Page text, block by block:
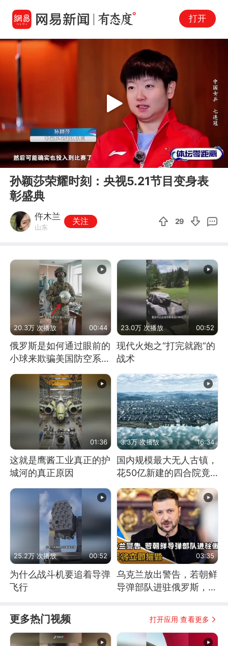
打开
00:00 04:24
Play
孙颖莎荣耀时刻：央视5.21节目变身表
彰盛典
仵木兰
山东
关注 29
20.3万 次播放 00:44
俄罗斯是如何通过眼前的
小球来欺骗美国防空系统
的
23.0万 次播放 00:52
现代火炮之“打完就跑”的
战术
01:36
这就是鹰酱工业真正的护
城河的真正原因
3.3万 次播放 16:34
国内规模最大无人古镇，
花50亿新建的四合院竟
25.2万 次播放 00:52
为什么战斗机要追着导弹
飞行
03:35
乌克兰放出警告，若朝鲜
导弹部队进驻俄罗斯，乌
更多热门视频 打开应用 查看更多